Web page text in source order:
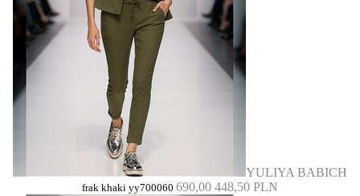
YULIYA BABICH
frak khaki yy700060 690,00 448,50 PLN